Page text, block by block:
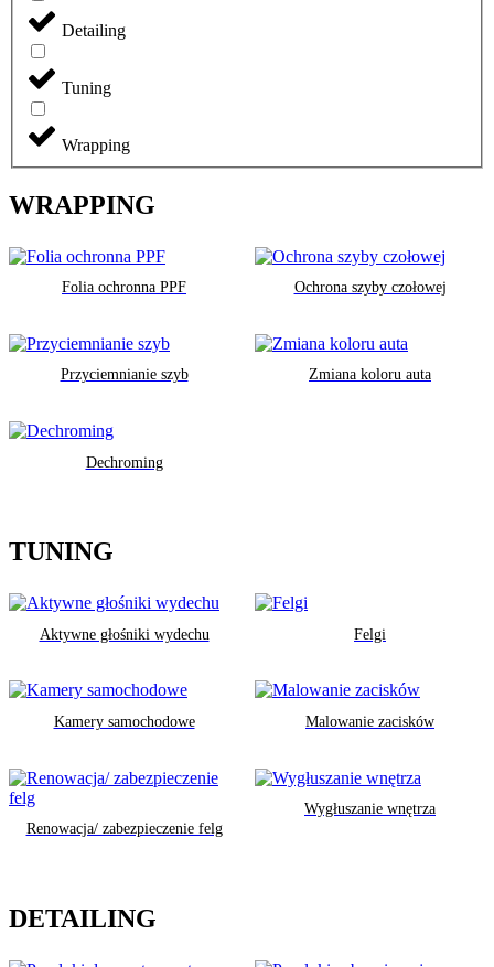
Detailing
Tuning
Wrapping
WRAPPING
Folia ochronna PPF Ochrona szyby czołowej
Przyciemnianie szyb Zmiana koloru auta
Dechroming
TUNING
Aktywne głośniki wydechu Felgi
Kamery samochodowe Malowanie zacisków
Renowacja/ zabezpieczenie felg
Wygłuszanie wnętrza
DETAILING